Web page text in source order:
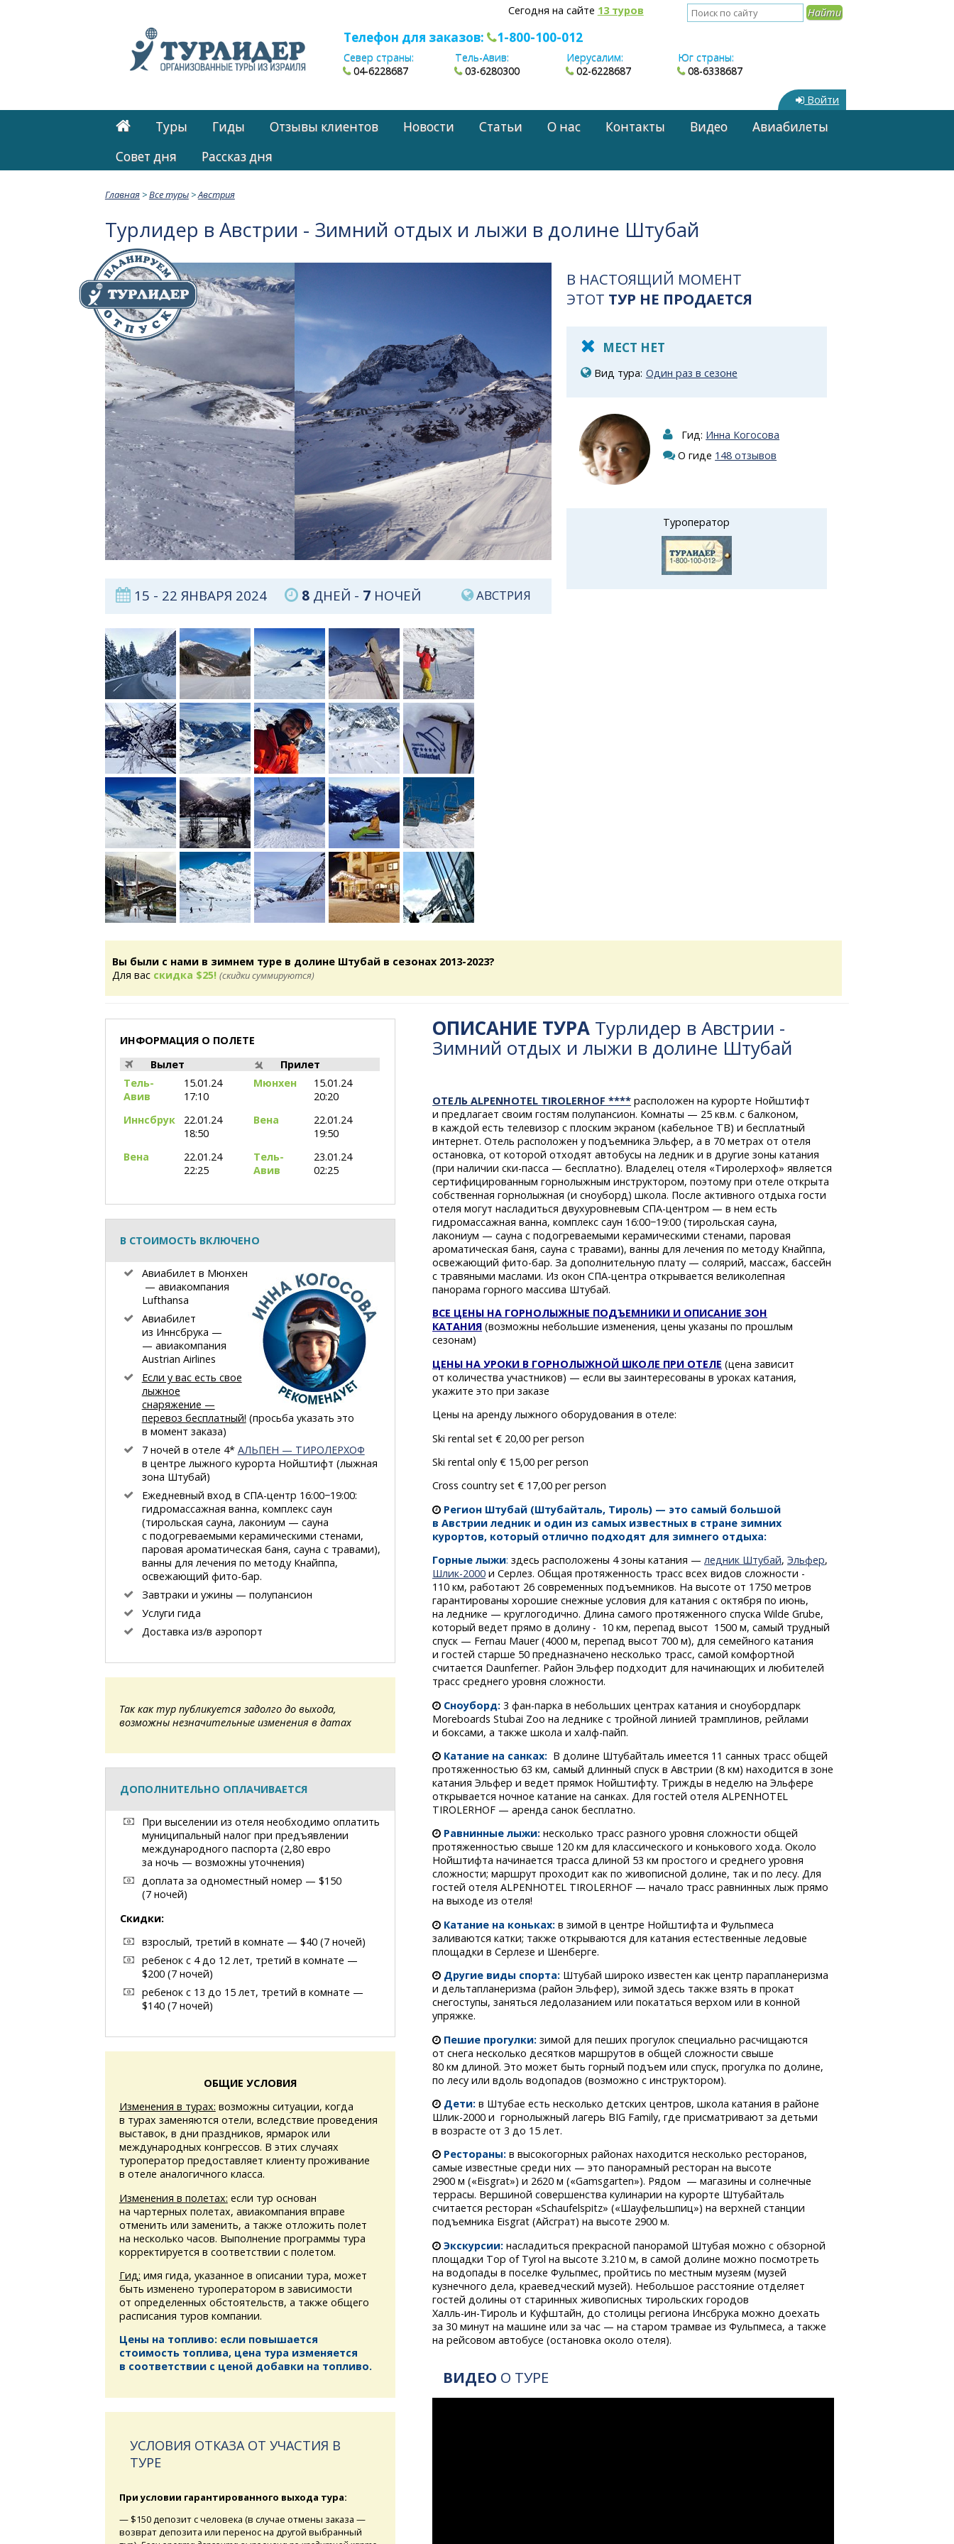
Сегодня на сайте 13 туров
Телефон для заказов: 1-800-100-012
Север страны:
04-6228687
Тель-Авив:
03-6280300
Иерусалим:
02-6228687
Юг страны:
08-6338687
Войти
Туры Гиды Отзывы клиентов Новости Статьи О нас Контакты Видео
Авиабилеты
Cовет дня
Рассказ дня
Главная>Все туры>Австрия
Турлидер в Австрии - Зимний отдых и лыжи в долине Штубай
15 - 22 ЯНВАРЯ 2024 8ДНЕЙ - 7НОЧЕЙ АВСТРИЯ
В НАСТОЯЩИЙ МОМЕНТ
ЭТОТ ТУР НЕ ПРОДАЕТСЯ
МЕСТ НЕТ
Вид тура: Один раз в сезоне
Гид: Инна Когосова
О гиде 148 отзывов
Туроператор
Вы были с нами в зимнем туре в долине Штубай в сезонах 2013-2023?
Для вас скидка $25! (скидки суммируются)
ОПИСАНИЕ ТУРА Турлидер в Австрии -
Зимний отдых и лыжи в долине Штубай
ОТЕЛЬ ALPENHOTEL TIROLERHOF **** расположен на курорте Нойштифт
и предлагает своим гостям полупансион. Комнаты — 25 кв.м. с балконом,
в каждой есть телевизор с плоским экраном (кабельное ТВ) и бесплатный
интернет. Отель расположен у подъемника Эльфер, а в 70 метрах от отеля
остановка, от которой отходят автобусы на ледник и в другие зоны катания
(при наличииски-пасса — бесплатно). Владелец отеля «Тиролерхоф» является
сертифицированным горнолыжным инструктором, поэтому при отеле открыта
собственная горнолыжная (и сноуборд) школа. После активного отдыха гости
отеля могут насладиться двухуровневымСПА-центром — в нем есть
гидромассажная ванна, комплекс саун 16:00−19:00 (тирольская сауна,
лакониум — сауна с подогреваемыми керамическими стенами, паровая
ароматическая баня, сауна с травами), ванны для лечения по методу Кнайппа,
освежающийфито-бар. За дополнительную плату — солярий, массаж, бассейн
с травяными маслами. Из оконСПА-центра открывается великолепная
панорама горного массива Штубай.
ВСЕ ЦЕНЫ НА ГОРНОЛЫЖНЫЕ ПОДЪЕМНИКИ И ОПИСАНИЕ ЗОН
КАТАНИЯ (возможны небольшие изменения, цены указаны по прошлым
сезонам)
ЦЕНЫ НА УРОКИ В ГОРНОЛЫЖНОЙ ШКОЛЕ ПРИ ОТЕЛЕ (цена зависит
от количества участников) — если вы заинтересованы в уроках катания,
укажите это при заказе
Цены на аренду лыжного оборудования в отеле:
Ski rental set € 20,00 per person
Ski rental only € 15,00 per person
Cross country set € 17,00 per person
Регион Штубай (Штубайталь, Тироль) — это самый большой
в Австрии ледник и один из самых известных в стране зимних
курортов, который отлично подходят для зимнего отдыха:
Горные лыжи: здесь расположены 4 зоны катания —ледник Штубай,Эльфер,
Шлик-2000 и Серлез. Общая протяженность трасс всех видов сложности -
110 км, работают 26 современных подъемников. На высоте от 1750 метров
гарантированы хорошие снежные условия для катания с октября по июнь,
на леднике — круглогодично. Длина самого протяженного спуска Wilde Grube,
который ведет прямо в долину - 10 км, перепад высот 1500 м, самый трудный
спуск — Fernau Mauer (4000 м, перепад высот 700 м), для семейного катания
и гостей старше 50 предназначено несколько трасс, самой комфортной
считается Daunferner. Район Эльфер подходит для начинающих и любителей
трасс среднего уровня сложности.
Сноуборд: 3 фан-парка в небольших центрах катания и сноубордпарк
Moreboards Stubai Zoo на леднике с тройной линией трамплинов, рейлами
и боксами, а также школа и халф-пайп.
Катание на санках: В долине Штубайталь имеется 11 санных трасс общей
протяженностью 63 км, самый длинный спуск в Австрии (8 км) находится в зоне
катания Эльфер и ведет прямок Нойштифту. Трижды в неделю на Эльфере
открывается ночное катание на санках. Для гостей отеля ALPENHOTEL
TIROLERHOF — аренда санок бесплатно.
Равнинные лыжи: несколько трасс разного уровня сложности общей
протяженностью свыше 120 км для классического и конькового хода. Около
Нойштифта начинается трасса длиной 53 км простого и среднего уровня
сложности; маршрут проходит как по живописной долине, так и по лесу. Для
гостей отеля ALPENHOTEL TIROLERHOF — начало трасс равнинных лыж прямо
на выходе из отеля!
Катание на коньках: в зимой в центре Нойштифта и Фульпмеса
заливаются катки; также открываются для катания естественные ледовые
площадки в Серлезе и Шенберге.
Другие виды спорта: Штубай широко известен как центр парапланеризма
и дельтапланеризма (район Эльфер), зимой здесь также взять в прокат
снегоступы, заняться ледолазанием или покататься верхом или в конной
упряжке.
Пешие прогулки: зимой для пеших прогулок специально расчищаются
от снега несколько десятков маршрутов в общей сложности свыше
80 км длиной. Это может быть горный подъем или спуск, прогулка по долине,
по лесу или вдоль водопадов (возможно с инструктором).
Дети: в Штубае есть несколько детских центров, школа катания в районе
Шлик-2000 и горнолыжный лагерь BIG Family, где присматривают за детьми
в возрасте от 3 до 15 лет.
Рестораны: в высокогорных районах находится несколько ресторанов,
самые известные среди них — это панорамный ресторан на высоте
2900 м («Eisgrat») и 2620 м («Gamsgarten»). Рядом — магазины и солнечные
террасы. Вершиной совершенства кулинарии на курорте Штубайталь
считается ресторан «Schaufelspitz» («Шауфельшпиц») на верхней станции
подъемника Eisgrat (Айсграт) на высоте 2900 м.
Экскурсии: насладиться прекрасной панорамой Штубая можно с обзорной
площадки Top of Tyrol на высоте 3.210 м, в самой долине можно посмотреть
на водопады в поселке Фульпмес, пройтись по местным музеям (музей
кузнечного дела, краеведческий музей). Небольшое расстояние отделяет
гостей долины от старинных живописных тирольских городов
Халль-ин-Тироль и Куфштайн, до столицы региона Инсбрука можно доехать
за 30 минут на машине или за час — на старом трамвае из Фульпмеса, а также
на рейсовом автобусе (остановка около отеля).
ВИДЕО О ТУРЕ
ИНФОРМАЦИЯ О ПОЛЕТЕ
Вылет
Тель-
Авив
15.01.24
17:10
Иннсбрук
22.01.24
18:50
Вена
22.01.24
22:25
Прилет
Мюнхен
15.01.24
20:20
Вена
22.01.24
19:50
Тель-
Авив
23.01.24
02:25
В СТОИМОСТЬ ВКЛЮЧЕНО
Авиабилет в Мюнхен
— авиакомпания
Lufthansa
Авиабилет
из Иннсбрука —
— авиакомпания
Austrian Airlines
Если у вас есть свое
лыжное
снаряжение —
перевоз бесплатный! (просьба указать это
в момент заказа)
7 ночей в отеле 4* АЛЬПЕН — ТИРОЛЕРХОФ
в центре лыжного курорта Нойштифт (лыжная
зона Штубай)
Ежедневный вход в СПА-центр 16:00−19:00:
гидромассажная ванна, комплекс саун
(тирольская сауна, лакониум — сауна
с подогреваемыми керамическими стенами,
паровая ароматическая баня, сауна с травами),
ванны для лечения по методу Кнайппа,
освежающий фито-бар.
Завтраки и ужины — полупансион
Услуги гида
Доставка из/в аэропорт
Так как тур публикуется задолго до выхода,
возможны незначительные изменения в датах
ДОПОЛНИТЕЛЬНО ОПЛАЧИВАЕТСЯ
При выселении из отеля необходимо оплатить
муниципальный налог при предъявлении
международного паспорта (2,80 евро
за ночь — возможны уточнения)
доплата за одноместный номер — $150
(7 ночей)
Скидки:
взрослый, третий в комнате — $40 (7 ночей)
ребенок с 4 до 12 лет, третий в комнате —
$200 (7 ночей)
ребенок с 13 до 15 лет, третий в комнате —
$140 (7 ночей)
ОБЩИЕ УСЛОВИЯ
Изменения в турах: возможны ситуации, когда
в турах заменяются отели, вследствие проведения
выставок, в дни праздников, ярмарок или
международных конгрессов. В этих случаях
туроператор предоставляет клиенту проживание
в отеле аналогичного класса.
Изменения в полетах: если тур основан
на чартерных полетах, авиакомпания вправе
отменить или заменить, а также отложить полет
на несколько часов. Выполнение программы тура
корректируется в соответствии с полетом.
Гид: имя гида, указанное в описании тура, может
быть изменено туроператором в зависимости
от определенных обстоятельств, а также общего
расписания туров компании.
Цены на топливо: если повышается
стоимость топлива, цена тура изменяется
в соответствии с ценой добавки на топливо.
УСЛОВИЯ ОТКАЗА ОТ УЧАСТИЯ В
ТУРЕ
При условии гарантированного выхода тура:
— $150 депозит с человека (в случае отмены заказа —
возврат депозита или перенос на другой выбранный